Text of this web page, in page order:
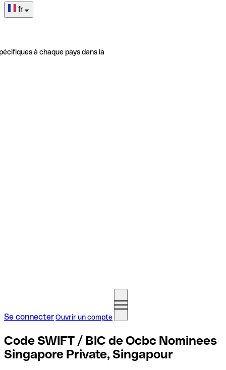
fr
à chaque pays dans la
Se connecterOuvrir un compte
Code SWIFT / BIC de Ocbc Nominees
Singapore Private, Singapour